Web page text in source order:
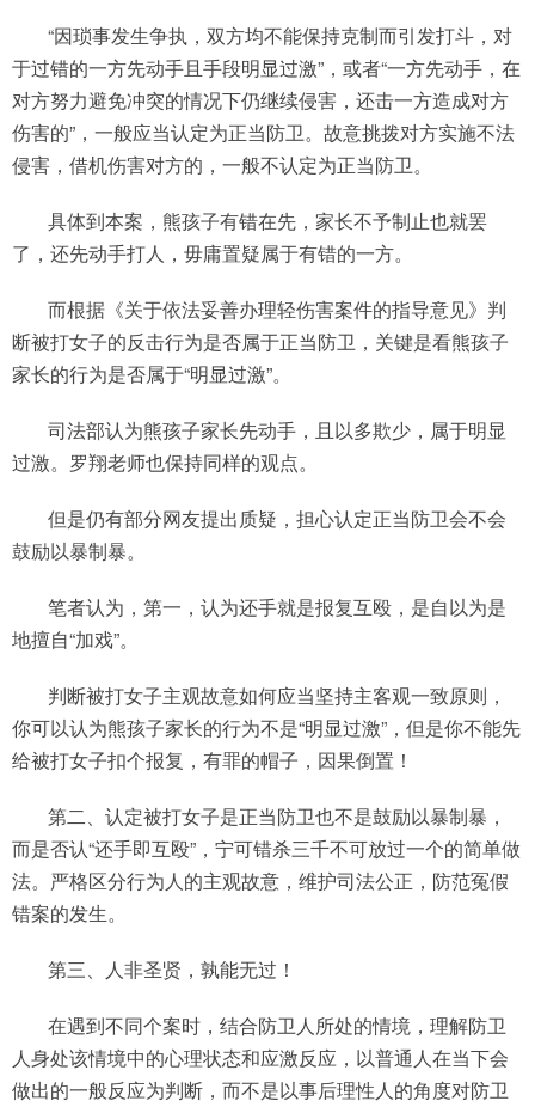
“因琐事发生争执，双方均不能保持克制而引发打斗，对
于过错的一方先动手且手段明显过激”，或者“一方先动手，在
对方努力避免冲突的情况下仍继续侵害，还击一方造成对方
伤害的”，一般应当认定为正当防卫。故意挑拨对方实施不法
侵害，借机伤害对方的，一般不认定为正当防卫。
具体到本案，熊孩子有错在先，家长不予制止也就罢
了，还先动手打人，毋庸置疑属于有错的一方。
而根据《关于依法妥善办理轻伤害案件的指导意见》判
断被打女子的反击行为是否属于正当防卫，关键是看熊孩子
家长的行为是否属于“明显过激”。
司法部认为熊孩子家长先动手，且以多欺少，属于明显
过激。罗翔老师也保持同样的观点。
但是仍有部分网友提出质疑，担心认定正当防卫会不会
鼓励以暴制暴。
笔者认为，第一，认为还手就是报复互殴，是自以为是
地擅自“加戏”。
判断被打女子主观故意如何应当坚持主客观一致原则，
你可以认为熊孩子家长的行为不是“明显过激”，但是你不能先
给被打女子扣个报复，有罪的帽子，因果倒置！
第二、认定被打女子是正当防卫也不是鼓励以暴制暴，
而是否认“还手即互殴”，宁可错杀三千不可放过一个的简单做
法。严格区分行为人的主观故意，维护司法公正，防范冤假
错案的发生。
第三、人非圣贤，孰能无过！
在遇到不同个案时，结合防卫人所处的情境，理解防卫
人身处该情境中的心理状态和应激反应，以普通人在当下会
做出的一般反应为判断，而不是以事后理性人的角度对防卫